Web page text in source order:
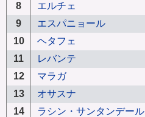
8
エルチェ
9
エスパニョール
10
ヘタフェ
11
レバンテ
12
マラガ
13
オサスナ
14
ラシン・サンタンデール